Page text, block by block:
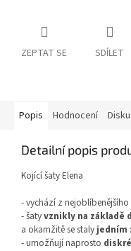
ZEPTAT SE SDÍLET
Popis Hodnocení
Detailní popis
Kojící šaty Elena
- vychází z
- šatyvznikly na základě
a okamžitě se staly jedním
- umožňují naprosto